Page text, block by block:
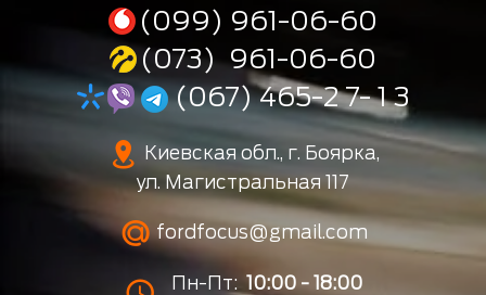
(099) 961-06-60
(073) 961-06-60
(067) 465-2 7- 1 3
Киевская обл., г. Боярка,
ул. Магистральная 117
fordfocus@gmail.com
Пн-Пт: 10:00 - 18:00